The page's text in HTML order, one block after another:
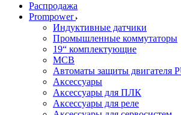
Распродажа
Prompower
Индуктивные датчики
Промышленные коммутаторы
19“ комплектующие
MCB
Автоматы защиты двигателя
Аксессуары
Аксессуары для ПЛК
Аксессуары для реле